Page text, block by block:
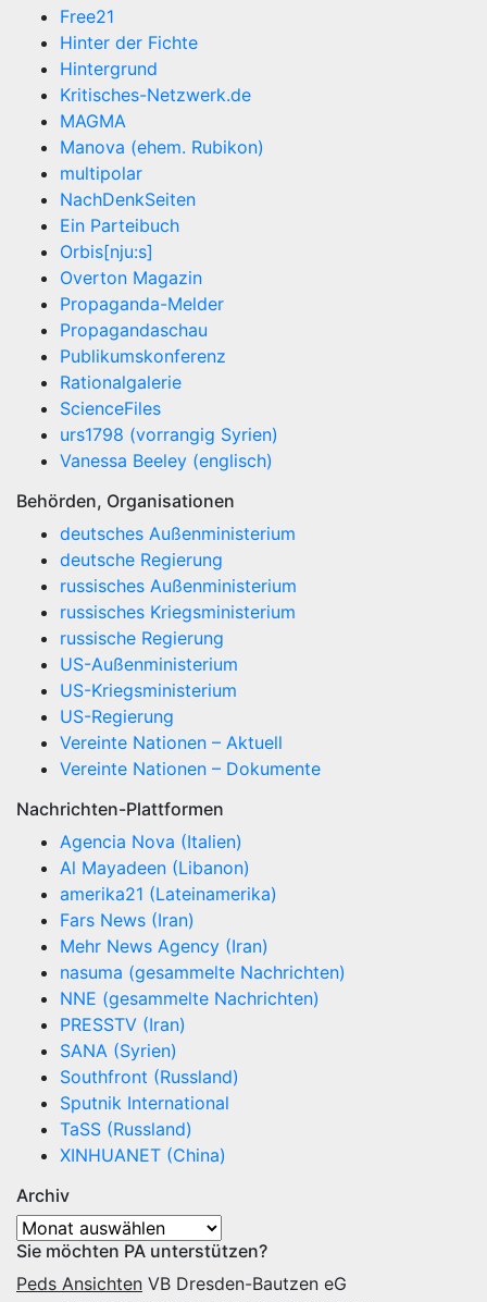
Free21
Hinter der Fichte
Hintergrund
Kritisches-Netzwerk.de
MAGMA
Manova (ehem. Rubikon)
multipolar
NachDenkSeiten
Ein Parteibuch
Orbis[nju:s]
Overton Magazin
Propaganda-Melder
Propagandaschau
Publikumskonferenz
Rationalgalerie
ScienceFiles
urs1798 (vorrangig Syrien)
Vanessa Beeley (englisch)
Behörden, Organisationen
deutsches Außenministerium
deutsche Regierung
russisches Außenministerium
russisches Kriegsministerium
russische Regierung
US-Außenministerium
US-Kriegsministerium
US-Regierung
Vereinte Nationen – Aktuell
Vereinte Nationen – Dokumente
Nachrichten-Plattformen
Agencia Nova (Italien)
Al Mayadeen (Libanon)
amerika21 (Lateinamerika)
Fars News (Iran)
Mehr News Agency (Iran)
nasuma (gesammelte Nachrichten)
NNE (gesammelte Nachrichten)
PRESSTV (Iran)
SANA (Syrien)
Southfront (Russland)
Sputnik International
TaSS (Russland)
XINHUANET (China)
Archiv
Archiv
Sie möchten PA unterstützen?
Peds Ansichten VB Dresden-Bautzen eG